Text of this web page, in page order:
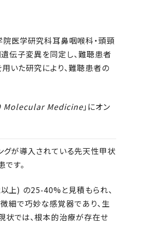
医学研究科耳鼻咽喉科・頭頸
伝子変異を同定し、難聴患者
いた研究により、難聴患者の
Molecular Medicine」にオン
が導入されている先天性甲状
す。
上) の25-40%と見積もられ、
細で巧妙な感覚器であり、生
状では、根本的治療が存在せ